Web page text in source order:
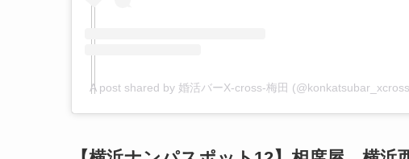
A post shared by 婚活バーX-cross-梅田